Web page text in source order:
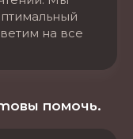
на все
помочь.